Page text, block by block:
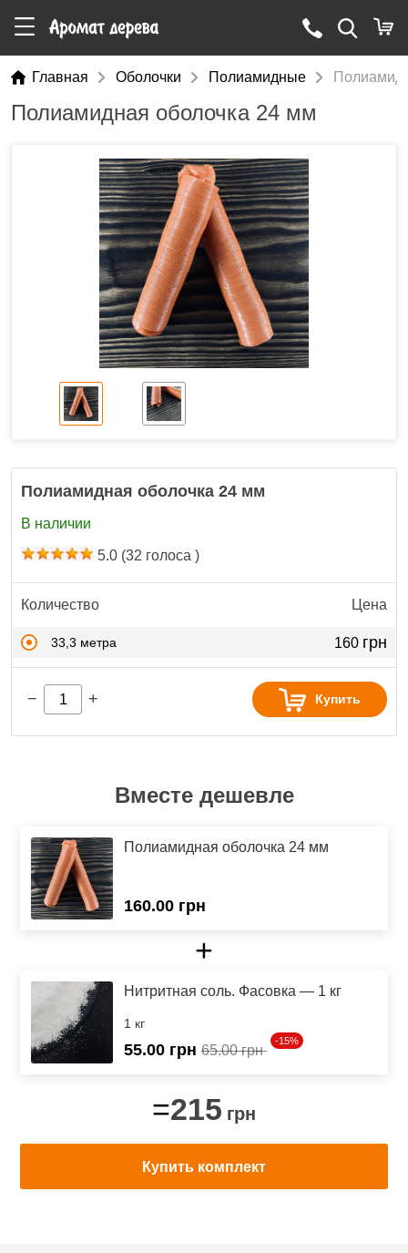
Главная Оболочки Полиамидные
Полиамидная оболочка 24 мм
Полиамидная оболочка 24 мм
В наличии
5.0 (32 голоса )
Количество Цена
33,3 метра 160 грн
− + Купить
Вместе дешевле
Полиамидная оболочка 24 мм
160.00 грн
+
Нитритная соль. Фасовка — 1 кг
1 кг
55.00 грн 65.00 грн
-15%
=215 грн
Купить комплект